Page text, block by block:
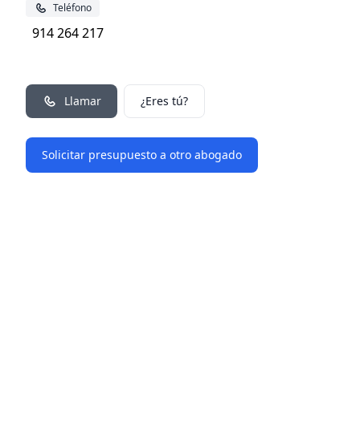
Teléfono
914 264 217
Llamar ¿Eres tú?
Solicitar presupuesto a otro abogado